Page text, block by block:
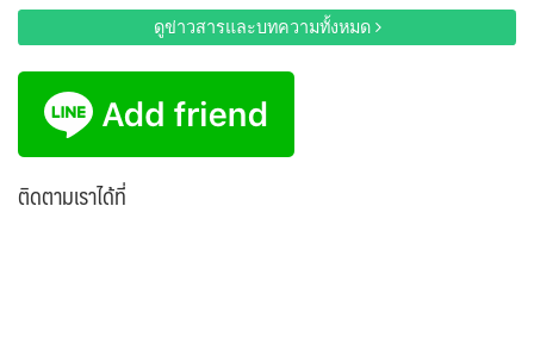
ดูข่าวสารและบทความทั้งหมด
ติดตามเราได้ที่